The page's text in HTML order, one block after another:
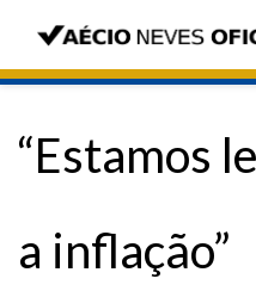
“Estamos
a inflação”